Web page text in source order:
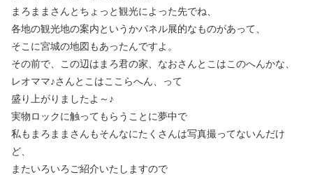
まろままさんとちょっと観光によった先でね、
各地の観光地の案内というかパネル展的なものがあって、
そこに宮城の地図もあったんですよ。
その前で、この辺はまろ君の家、なおさんとこはこのへんかな、
レオママ♪さんとこはここらへん、って
盛り上がりましたよ～♪
実物ロックに触ってもらうことに夢中で
私もまろままさんもそんなにたくさんは写真撮ってないんだけ
ど、
またいろいろご紹介いたしますので